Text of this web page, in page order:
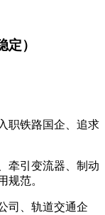
）
职铁路国企、追求
牵引变流器、制动
规范。
司、轨道交通企